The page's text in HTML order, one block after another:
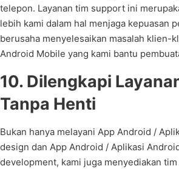
telepon. Layanan tim support ini
lebih kami dalam hal menjaga kepuasan
berusaha menyelesaikan masalah klien-
Android Mobile yang kami bantu
10. Dilengkapi
Tanpa Henti
Bukan hanya melayani App Android /
design dan App Android / Aplikasi
development, kami juga menyediakan